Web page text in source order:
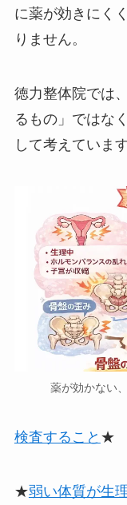
に薬が効きにく
りません。
徳力整体院では
るもの」ではな
して考えています
薬が効かない
検査すること ★
★弱い体質が生